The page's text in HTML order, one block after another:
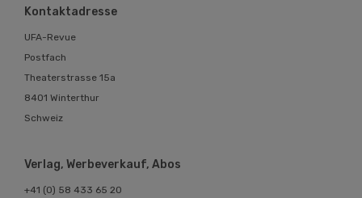
Kontaktadresse
UFA-Revue
Postfach
Theaterstrasse 15a
8401 Winterthur
Schweiz
Verlag, Werbeverkauf, Abos
+41 (0) 58 433 65 20